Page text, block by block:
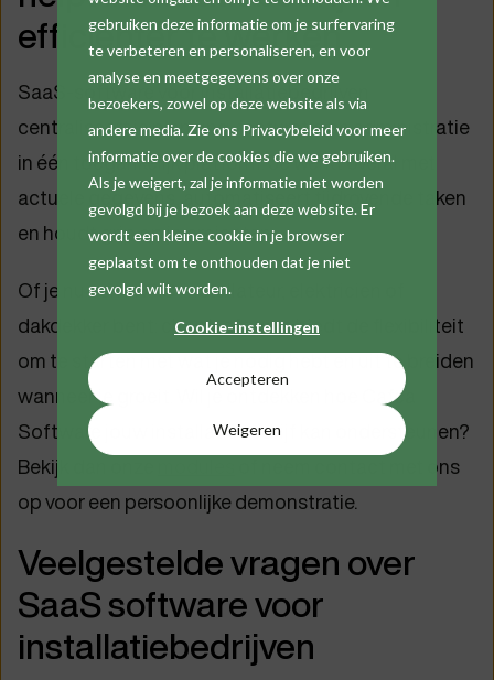
gebruiken deze informatie om je surfervaring
te verbeteren en personaliseren, en voor
analyse en meetgegevens over onze
bezoekers, zowel op deze website als via
andere media. Zie ons Privacybeleid voor meer
informatie over de cookies die we gebruiken.
Als je weigert, zal je informatie niet worden
gevolgd bij je bezoek aan deze website. Er
wordt een kleine cookie in je browser
geplaatst om te onthouden dat je niet
gevolgd wilt worden.
Cookie-instellingen
Accepteren
Weigeren
efficiënter te werken
SaaS-software voor installatiebedrijven
centraliseert je planning, facturatie en administratie
in één toegankelijk platform. Je werkt overal met
actuele gegevens, automatiseert tijdrovende taken
en houdt grip op je projecten.
Of je nu een HVAC-installateur, elektricien of
dakdekker bent: cloudsoftware biedt de flexibiliteit
om te starten met wat je nodig hebt en uit te breiden
wanneer je groeit. Wil je ontdekken hoe Cafca
Software jouw installatiebedrijf kan ondersteunen?
Bekijk dan onze
of neem contact met ons
op voor een persoonlijke demonstratie.
Veelgestelde vragen over
SaaS software voor
installatiebedrijven